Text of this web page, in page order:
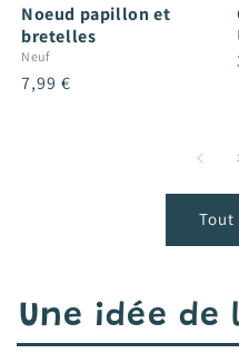
Noeud papillon et
bretelles
Neuf
Prix
7,99 €
Une idée de